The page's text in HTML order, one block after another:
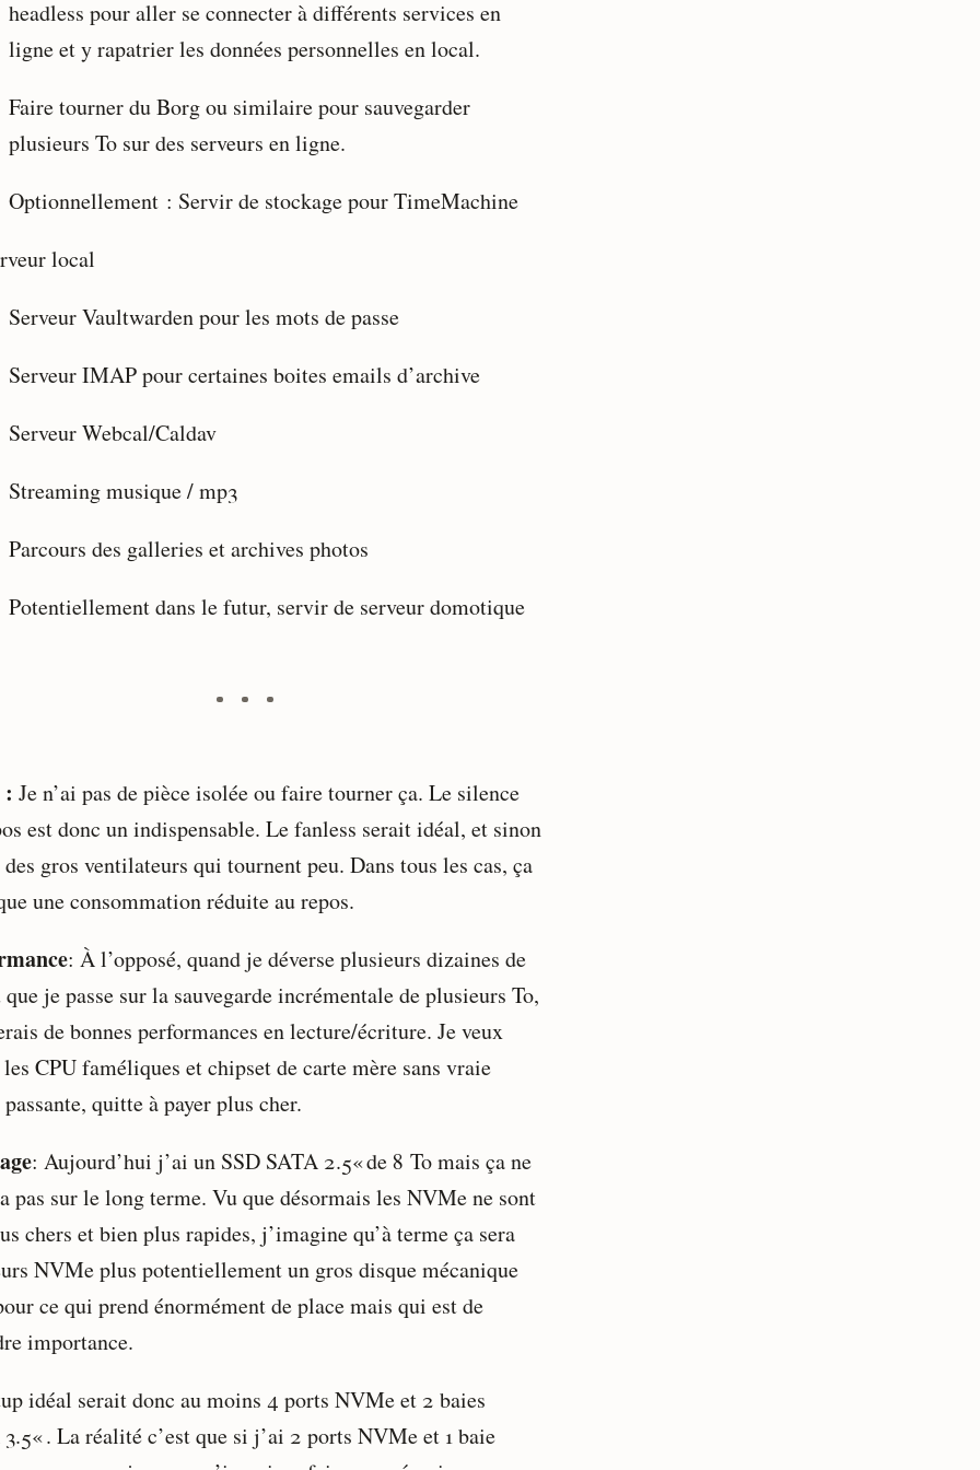
headless pour aller se connecter à différents services en
ligne et y rapatrier les données personnelles en local.
Faire tourner du Borg ou similaire pour sauvegarder
plusieurs To sur des serveurs en ligne.
Optionnellement : Servir de stockage pour TimeMachine
local
Serveur Vaultwarden pour les mots de passe
Serveur IMAP pour certaines boites emails d’archive
Serveur Webcal/Caldav
Streaming musique / mp3
Parcours des galleries et archives photos
Potentiellement dans le futur, servir de serveur domotique
Je n’ai pas de pièce isolée ou faire tourner ça. Le silence
est donc un indispensable. Le fanless serait idéal, et sinon
gros ventilateurs qui tournent peu. Dans tous les cas, ça
une consommation réduite au repos.
: À l’opposé, quand je déverse plusieurs dizaines de
je passe sur la sauvegarde incrémentale de plusieurs To,
de bonnes performances en lecture/écriture. Je veux
CPU faméliques et chipset de carte mère sans vraie
passante, quitte à payer plus cher.
: Aujourd’hui j’ai un SSD SATA 2.5« de 8 To mais ça ne
pas sur le long terme. Vu que désormais les NVMe ne sont
chers et bien plus rapides, j’imagine qu’à terme ça sera
NVMe plus potentiellement un gros disque mécanique
ce qui prend énormément de place mais qui est de
importance.
idéal serait donc au moins 4 ports NVMe et 2 baies
. La réalité c’est que si j’ai 2 ports NVMe et 1 baie